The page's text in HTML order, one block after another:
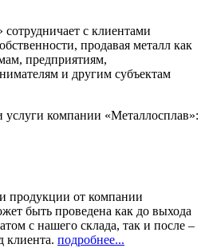
с клиентами
продавая металл как
предприятиям,
и другим субъектам
компании «Металлосплав»:
продукции от компании
быть проведена как до выхода
с нашего склада, так и после –
клиента. подробнее...